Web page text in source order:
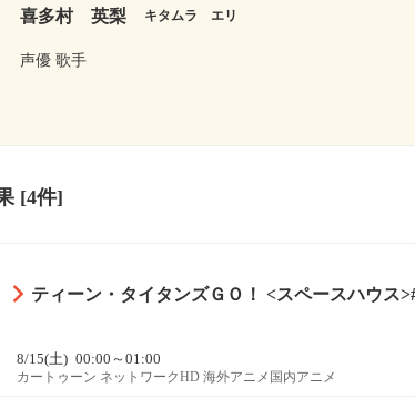
喜多村 英梨 キタムラ エリ
声優 歌手
[4件]
ティーン・タイタンズＧＯ！ <スペースハウス
8/15(土) 00:00～01:00
カートゥーン ネットワークHD 海外アニメ国内アニメ